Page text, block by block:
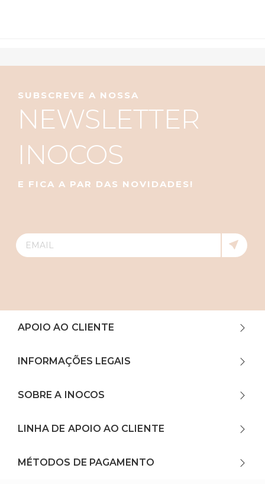
SUBSCREVE A NOSSA
NEWSLETTER
INOCOS
E FICA A PAR DAS NOVIDADES!
APOIO AO CLIENTE
INFORMAÇÕES LEGAIS
SOBRE A INOCOS
LINHA DE APOIO AO CLIENTE
MÉTODOS DE PAGAMENTO